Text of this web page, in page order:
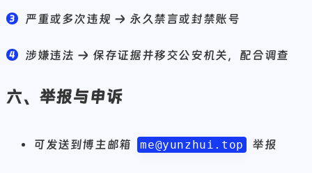
严重或多次违规 → 永久禁言或封禁账号
涉嫌违法 → 保存证据并移交公安机关，配合调查
六、举报与申诉
可发送到博主邮箱 me@yunzhui.top 举报